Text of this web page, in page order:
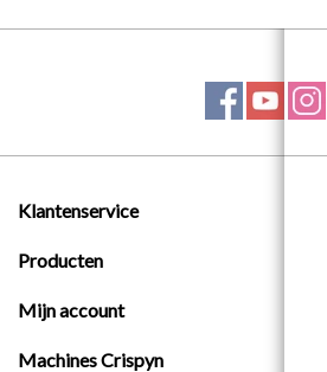
Klantenservice
Producten
Mijn account
Machines Crispyn